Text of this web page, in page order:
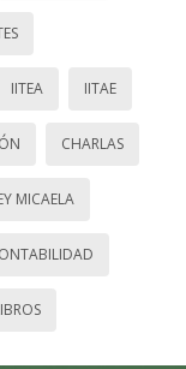
IITEA IITAE
CHARLAS
MICAELA